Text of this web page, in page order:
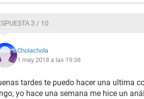
3 / 10
Cholachola
1 may 2018 a las 19:38
tardes te puedo hacer una ultima
yo hace una semana me hice un